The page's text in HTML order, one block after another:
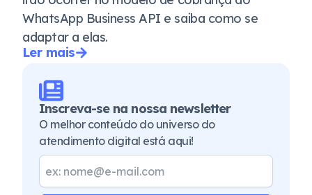
WhatsApp Business API e saiba como se
adaptar a elas.
Ler mais
Inscreva-se na nossa newsletter
O melhor conteúdo do universo do
atendimento digital está aqui!